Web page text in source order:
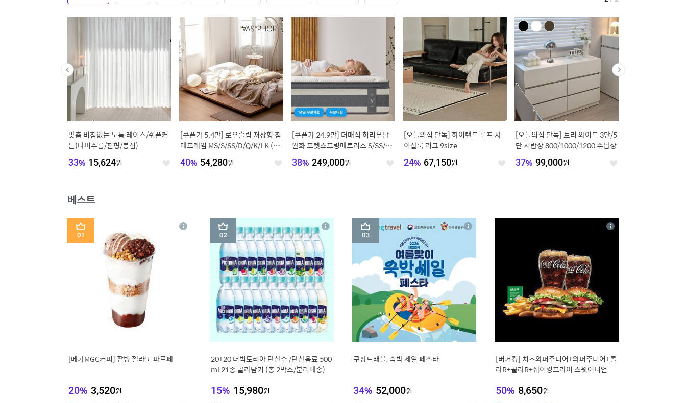
좋
[오늘의집 단독] 빈트 수납 시스템
터치/베이직 옷장 붙박이장 800 시
74% 65,032원 좋
[무료설치] basic / 바른 시스템 슬
라이딩 옷장, 1200~2400
39% 199,900원 좋
[오늘의집 단독] 한샘몰pick 눕 데
일리 구스 아쿠아텍스 패브릭 모듈
41% 444,900원 좋
[최대15%쿠폰] 쿨링냉감! 카스테
라 워싱 옥수수솜 냉감/간절기/사계
36% 38,610원 좋
레이어 미드센츄리 모듈 철제 선반
협탁 수납장 플립도어형 400/600/
55% 71,760원 좋
베스트
1
[메가MGC커피] 팥빙 젤라또 파르페
20% 3,520원
상
2
20+20 더빅토리아 탄산수 /탄산음료 500
ml 21종 골라담기 (총 2박스/분리배송)
15% 15,980원
상
3
쿠팡트래블, 숙박 세일 페스타
34% 52,000원
상
4
[버거킹] 치즈와퍼주니어+와퍼주니어+콜
라R+콜라R+쉐이킹프라이 스윗어니언
50% 8,650원
상